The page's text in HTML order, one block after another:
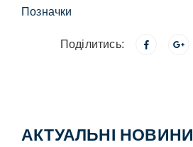
Позначки
Поділитись:
АКТУАЛЬНІ НОВИНИ